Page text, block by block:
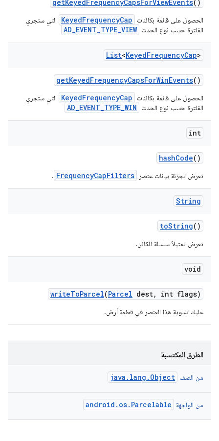
getKeyed FrequencyCapsForViewEvents()
الحصول على قائمة بكائنات KeyedFrequencyCap
التي ستجري
الفلترة حسب نوع الحدث AD_EVENT_TYPE_VIEW
List<KeyedFrequencyCap>
getKeyedFrequencyCapsForWinEvents()
الحصول على قائمة بكائنات KeyedFrequencyCap
التي ستجري
الفلترة حسب نوع الحدث
AD_EVENT_TYPE_WIN
int
hashCode()
تعرض تجزئة بيانات عنصر FrequencyCapFilters
.
String
toString()
تعرض تمثيلاً سلسلة للكائن.
void
writeToParcel(Parcel dest, int flags)
عليك تسوية هذا العنصر في قطعة أرض.
الطرق المكتسبة
من الصف java.lang.Object
من الواجهة android.os.Parcelable